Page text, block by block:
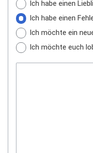
Ich habe einen
Ich habe einen
Ich möchte ein
Ich möchte euch